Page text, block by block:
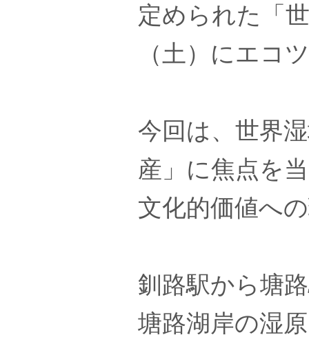
定められた「
（土）にエコ
今回は、世界
産」に焦点を
文化的価値へ
釧路駅から塘
塘路湖岸の湿